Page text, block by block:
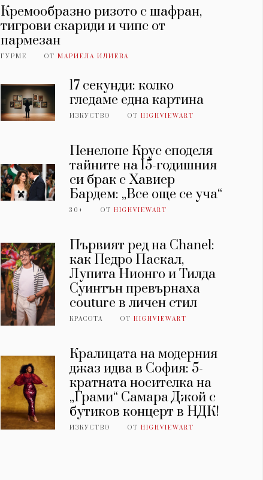
Кремообразно ризото с шафран,
тигрови скариди и чипс от
пармезан
ГУРМЕ ОТ МАРИЕЛА ИЛИЕВА
17 секунди: колко
гледаме една картина
ИЗКУСТВО ОТHIGHVIEWART
Пенелопе Крус споделя
тайните на 15-годишния
си брак с Хавиер
Бардем: „Все още се уча“
30+ ОТHIGHVIEWART
Първият ред на Chanel:
как Педро Паскал,
Лупита Нионго и Тилда
Суинтън превърнаха
couture в личен стил
КРАСОТА ОТHIGHVIEWART
Кралицата на модерния
джаз идва в София: 5-
кратната носителка на
„Грами“ Самара Джой с
бутиков концерт в НДК!
ИЗКУСТВО ОТHIGHVIEWART